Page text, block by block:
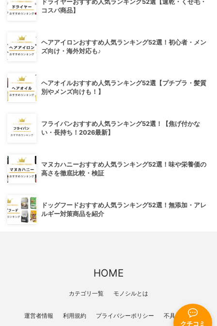
クチコミ
ドライヤーおすすめ人気ランキング52選【速乾・くせ毛・
コスパ商品】
ヘアアイロンおすすめ人気ランキング52選！初心者・メン
ズ向け・海外対応も♪
ヘアオイルおすすめ人気ランキング52選【プチプラ・髪質
別やメンズ向けも！】
フライパンおすすめ人気ランキング52選！【焦げ付かな
い・長持ち！2026最新】
マヌカハニーおすすめ人気ランキング52選！味や栄養価の
高さを徹底比較・検証
ドッグフードおすすめ人気ランキング52選！無添加・アレ
ルギー対策商品を紹介
HOME
カテゴリ一覧 モノシルとは
運営者情報 利用規約 プライバシーポリシー 不具合報告